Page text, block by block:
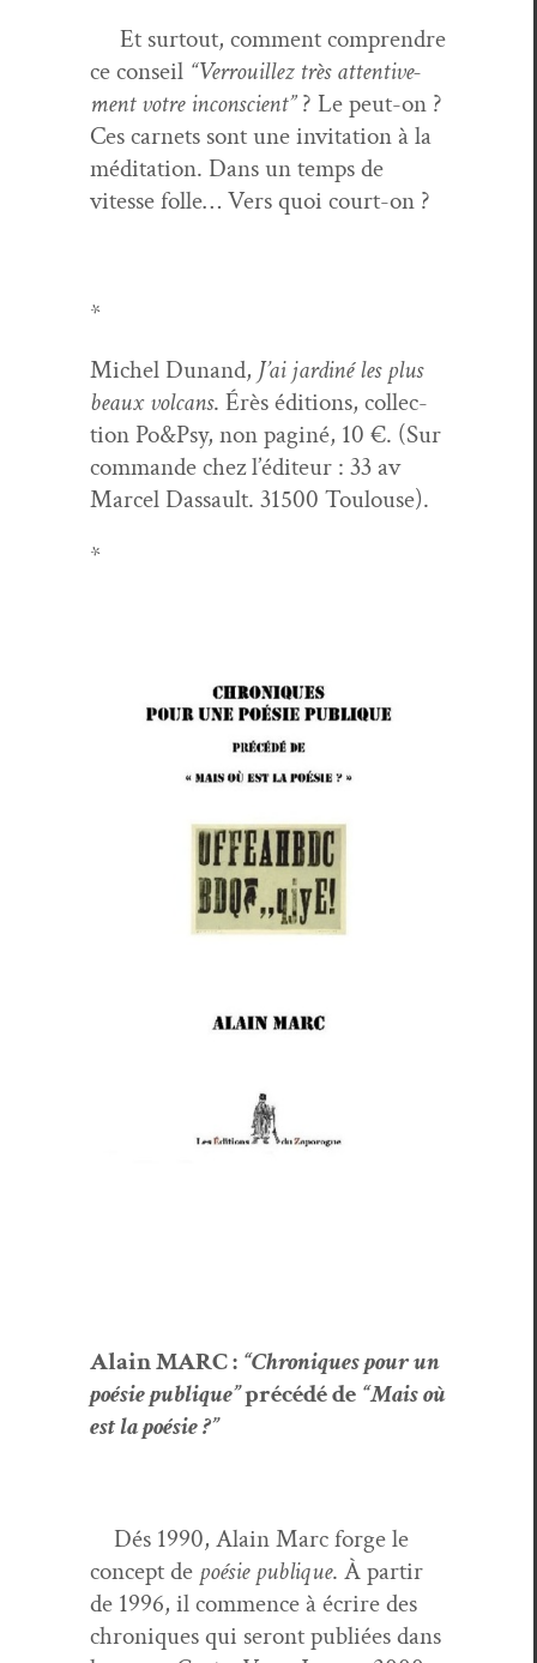
Et surtout, com­ment com­pren­dre
ce con­seil “Ver­rouillez très atten­tive­
ment votre incon­scient”? Le peut-on ?
Ces car­nets sont une invi­ta­tion à la
médi­ta­tion. Dans un temps de
vitesse folle… Vers quoi court-on ?
*
Michel Dunand, J’ai jardiné les plus
beaux vol­cans. Érès édi­tions, col­lec­
tion Po&Psy, non pag­iné, 10 €. (Sur
com­mande chez l’édi­teur : 33 av
Mar­cel Das­sault. 31500 Toulouse).
*
Alain MARC : “Chroniques pour un
poésie publique”précédé de “Mais où
est la poésie ?”
Dés 1990, Alain Marc forge le
con­cept de poésie publique. À par­tir
de 1996, il com­mence à écrire des
chroniques qui seront pub­liées dans